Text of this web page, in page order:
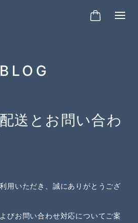
BLOG
送とお問い合わ
用いただき、誠にありがとうござ
びお問い合わせ対応についてご案